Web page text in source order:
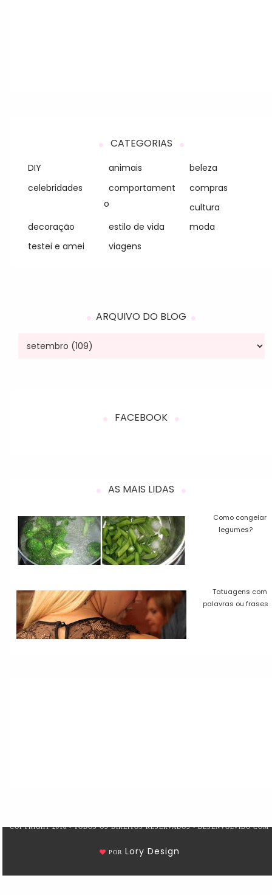
CATEGORIAS
DIY animais
beleza
celebridades
comportament
o
compras
cultura
decoração
estilo de vida
moda
testei e amei
viagens
ARQUIVO DO BLOG
FACEBOOK
AS MAIS LIDAS
Como congelar
legumes?
Tatuagens com
palavras ou frases
COPYRIGHT 2018 - TODOS OS DIREITOS RESERVADOS - DESENVOLVIDO COM
POR Lory Design